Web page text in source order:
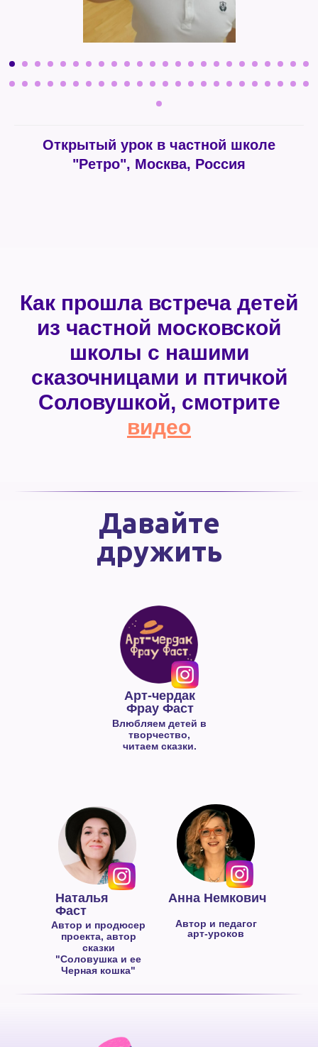
Открытый урок в частной школе
"Ретро", Москва, Россия
Как прошла встреча детей
из частной московской
школы с нашими
сказочницами и птичкой
Соловушкой, смотрите
видео
Давайте
дружить
Влюбляем детей в
творчество,
читаем сказки.
Арт-чердак
Фрау Фаст
Автор и продюсер
проекта, автор
сказки
"Соловушка и ее
Черная кошка"
Наталья
Фаст
Автор и педагог
арт-уроков
Анна Немкович